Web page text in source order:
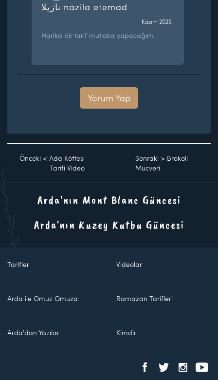
نازیلا nazila etemad
Kasım 2025
Harika bir tarif mutlaka yapacağım
Yorum Yap
Önceki < Ada Köftesi
Tarifi Video
Sonraki > Brokoli
Mücveri
Arda'nın Mont Blanc Güncesi
Arda'nın Kuzey Kutbu Güncesi
Tarifler Videolar
Arda ile Omuz Omuza Ramazan Tarifleri
Arda'dan Yazılar Kimdir